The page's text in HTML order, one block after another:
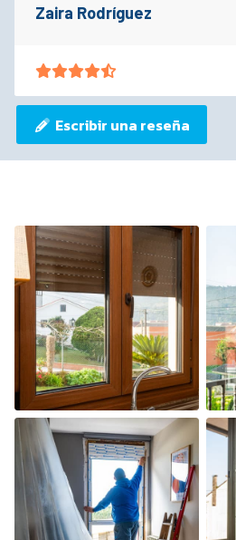
Zaira Rodríguez
Escribir una reseña